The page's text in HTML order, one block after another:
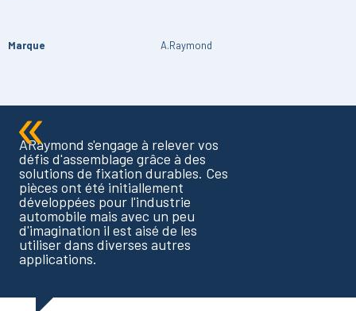
Marque A.Raymond
ARaymond s'engage à relever vos
défis d'assemblage grâce à des
solutions de fixation durables. Ces
pièces ont été initiallement
développées pour l'industrie
automobile mais avec un peu
d'imagination il est aisé de les
utiliser dans diverses autres
applications.